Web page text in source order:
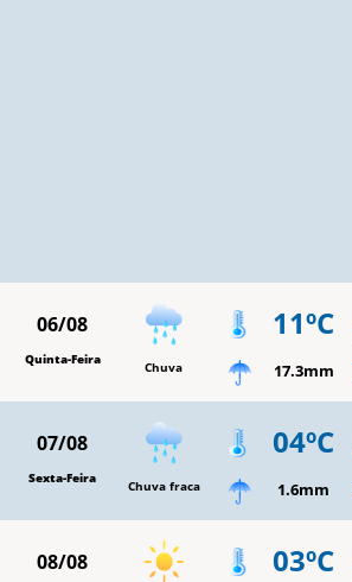
06/08
Quinta-Feira Chuva
11ºC
17.3mm
07/08
Sexta-Feira Chuva fraca
04ºC
1.6mm
08/08 03ºC